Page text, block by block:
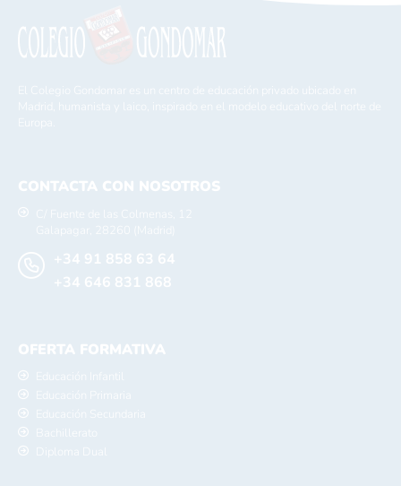
El Colegio Gondomar es un centro de educación privado ubicado en
Madrid, humanista y laico, inspirado en el modelo educativo del norte de
Europa.
CONTACTA CON NOSOTROS
C/ Fuente de las Colmenas, 12
Galapagar, 28260 (Madrid)
+34 91 858 63 64
+34 646 831 868
OFERTA FORMATIVA
Educación Infantil
Educación Primaria
Educación Secundaria
Bachillerato
Diploma Dual